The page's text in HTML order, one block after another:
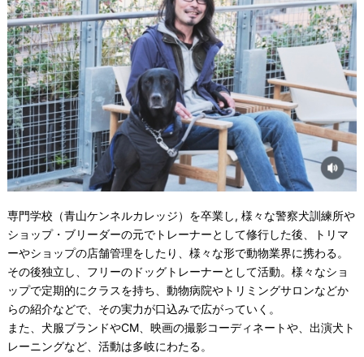
専門学校（青山ケンネルカレッジ）を卒業し, 様々な警察犬訓練所や
ショップ・ブリーダーの元でトレーナーとして修行した後、トリマ
ーやショップの店舗管理をしたり、様々な形で動物業界に携わる。
その後独立し、フリーのドッグトレーナーとして活動。様々なショ
ップで定期的にクラスを持ち、動物病院やトリミングサロンなどか
らの紹介などで、その実力が口込みで広がっていく。
また、犬服ブランドやCM、映画の撮影コーディネートや、出演犬ト
レーニングなど、活動は多岐にわたる。